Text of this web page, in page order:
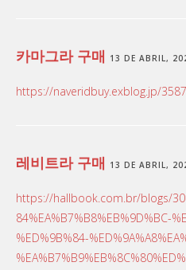
카마그라 구매 13 DE ABRIL,
https://naveridbuy.exblog.jp/
레비트라 구매 13 DE ABRIL,
https://hallbook.com.br/blogs/
84%EA%B7%B8%EB%9D%BC-
%ED%9B%84-